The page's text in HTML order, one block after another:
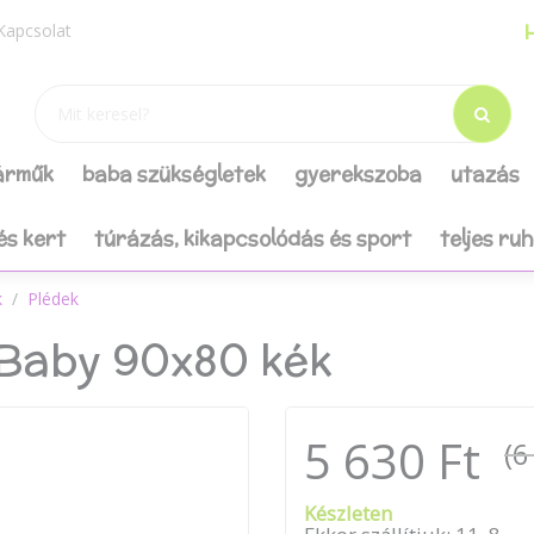
baba szükségletek gyerekszoba utazás
kert túrázás, kikapcsolódás és sport teljes
Plédek
90x80 kék
5 630 Ft
Készleten